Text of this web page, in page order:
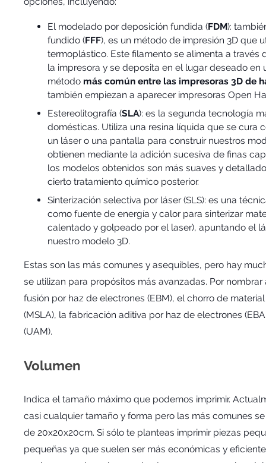
El modelado por deposición fundida (FDM):
fundido (FFF), es un método de impresión 3D que
termoplástico. Este filamento se alimenta a
la impresora y se deposita en el lugar deseado
método más común entre las impresoras 3D de
también empiezan a aparecer impresoras Open
Estereolitografía (SLA): es la segunda tecnología
domésticas. Utiliza una resina líquida que se cura
un láser o una pantalla para construir nuestros
obtienen mediante la adición sucesiva de finas
los modelos obtenidos son más suaves y
cierto tratamiento químico posterior.
Sinterización selectiva por láser (SLS): es una
como fuente de energía y calor para sinterizar
calentado y golpeado por el laser), apuntando el
nuestro modelo 3D.
Estas son las más comunes y asequibles, pero hay
se utilizan para propósitos más avanzadas. Por
fusión por haz de electrones (EBM), el chorro de
(MSLA), la fabricación aditiva por haz de electrones
(UAM).
Volumen
Indica el tamaño máximo que podemos imprimir.
casi cualquier tamaño y forma pero las más comunes
de 20x20x20cm. Si sólo te planteas imprimir piezas
pequeñas ya que suelen ser más económicas y